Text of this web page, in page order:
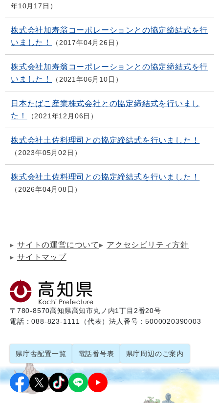
年10月17日
株式会社加寿翁コーポレーションとの協定締結式を行
いました！
2017年04月26日
株式会社加寿翁コーポレーションとの協定締結式を行
いました！
2021年06月10日
日本たばこ産業株式会社との協定締結式を行いまし
た！
2021年12月06日
株式会社土佐料理司との協定締結式を行いました！
2023年05月02日
株式会社土佐料理司との協定締結式を行いました！
2026年04月08日
サイトの運営について
アクセシビリティ方針
サイトマップ
〒780-8570高知県高知市丸ノ内1丁目2番20号
電話：088-823-1111（代表）法人番号：5000020390003
県庁舎配置一覧 電話番号表 県庁周辺のご案内